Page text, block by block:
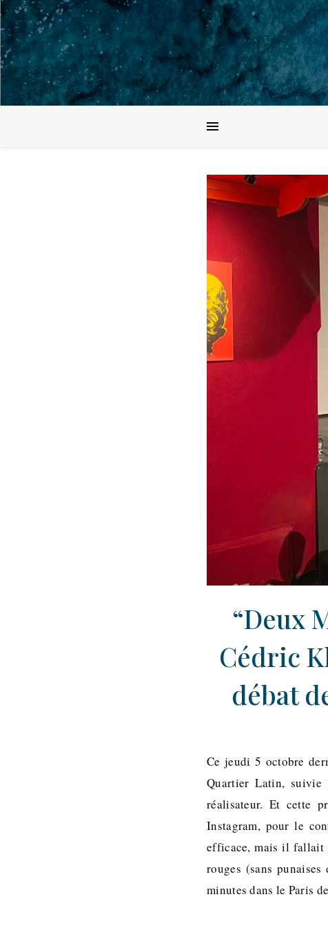
“Deux
Cédric
débat
Ce jeudi 5 octobre
Quartier Latin, suivie
réalisateur. Et cette
Instagram, pour le
efficace, mais il fallait
rouges (sans
minutes dans le Paris